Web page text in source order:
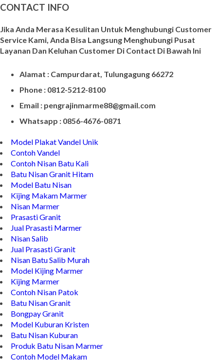
CONTACT INFO
Jika Anda Merasa Kesulitan Untuk Menghubungi Customer
Service Kami, Anda Bisa Langsung Menghubungi Pusat
Layanan Dan Keluhan Customer Di Contact Di Bawah Ini
Alamat : Campurdarat, Tulungagung 66272
Phone : 0812-5212-8100
Email : pengrajinmarme88@gmail.com
Whatsapp : 0856-4676-0871
Model Plakat Vandel Unik
Contoh Vandel
Contoh Nisan Batu Kali
Batu Nisan Granit Hitam
Model Batu Nisan
Kijing Makam Marmer
Nisan Marmer
Prasasti Granit
Jual Prasasti Marmer
Nisan Salib
Jual Prasasti Granit
Nisan Batu Salib Murah
Model Kijing Marmer
Kijing Marmer
Contoh Nisan Patok
Batu Nisan Granit
Bongpay Granit
Model Kuburan Kristen
Batu Nisan Kuburan
Produk Batu Nisan Marmer
Contoh Model Makam